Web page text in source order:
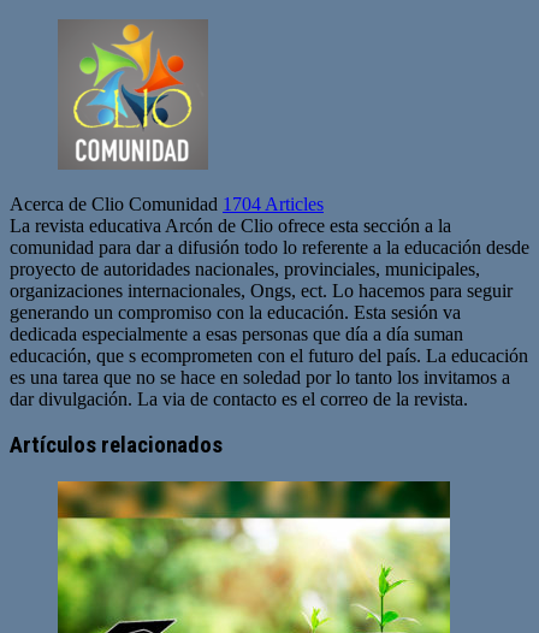
Acerca de Clio Comunidad 1704 Articles
La revista educativa Arcón de Clio ofrece esta sección a la
comunidad para dar a difusión todo lo referente a la educación desde
proyecto de autoridades nacionales, provinciales, municipales,
organizaciones internacionales, Ongs, ect. Lo hacemos para seguir
generando un compromiso con la educación. Esta sesión va
dedicada especialmente a esas personas que día a día suman
educación, que s ecomprometen con el futuro del país. La educación
es una tarea que no se hace en soledad por lo tanto los invitamos a
dar divulgación. La via de contacto es el correo de la revista.
web
Artículos relacionados